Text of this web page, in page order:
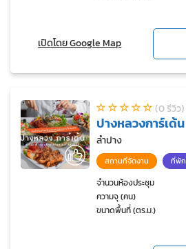
เปิดโดย Google Map
(0 รีวิว)
ปางหลวงการ์เด้น
ลำปาง
สถานที่จัดงาน ที่พัก
จำนวนห้องประชุม
ความจุ (คน)
ขนาดพื้นที่ (ตร.ม.)